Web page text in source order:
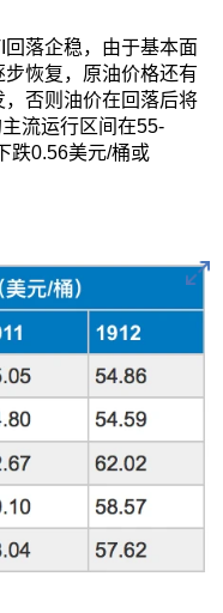
落企稳，由于基本面
恢复，原油价格还有
否则油价在回落后将
流运行区间在55-
跌0.56美元/桶或